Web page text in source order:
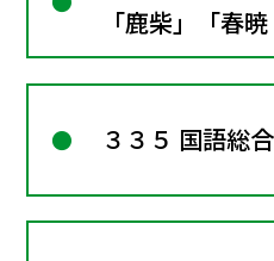
「鹿柴」「春
動〕」「送元
詞」「春望」「
の窓4･･･漢詩
３３５ 国語総